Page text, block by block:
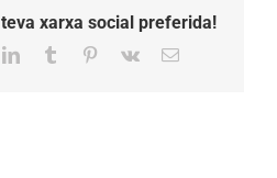
xarxa social preferida!
LinkedInTumblr Pinterest
Vk Email: